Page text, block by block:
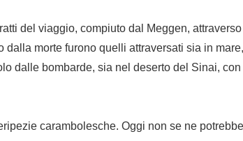
del viaggio, compiuto dal Meggen,
dalla morte furono quelli attraversati sia in
dalle bombarde, sia nel deserto del Sinai,
carambolesche. Oggi non se ne